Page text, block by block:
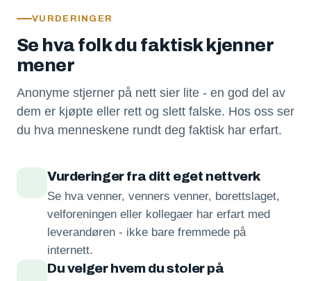
VURDERINGER
Se hva folk du faktisk kjenner
mener
Anonyme stjerner på nett sier lite - en god del av
dem er kjøpte eller rett og slett falske. Hos oss ser
du hva menneskene rundt deg faktisk har erfart.
Vurderinger fra ditt eget nettverk
Se hva venner, venners venner, borettslaget,
velforeningen eller kollegaer har erfart med
leverandøren - ikke bare fremmede på
internett.
Du velger hvem du stoler på